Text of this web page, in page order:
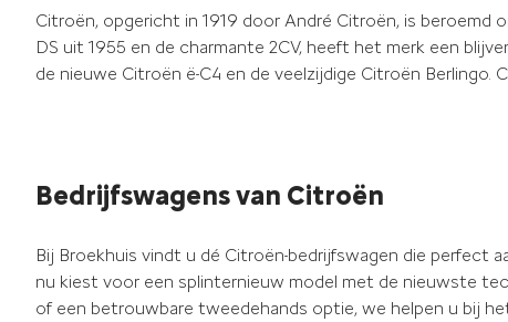
Citroën, opgericht in 1919 door André Citroën, is
DS uit 1955 en de charmante 2CV, heeft het merk een
de nieuwe Citroën ë-C4 en de veelzijdige Citroën
Bedrijfswagens van Citroën
Bij Broekhuis vindt u dé Citroën-bedrijfswagen die perfect
nu kiest voor een splinternieuw model met de nieuwste
of een betrouwbare tweedehands optie, we helpen u bij